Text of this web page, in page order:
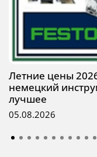
Летние цены
немецкий
лучшее
05.08.2026